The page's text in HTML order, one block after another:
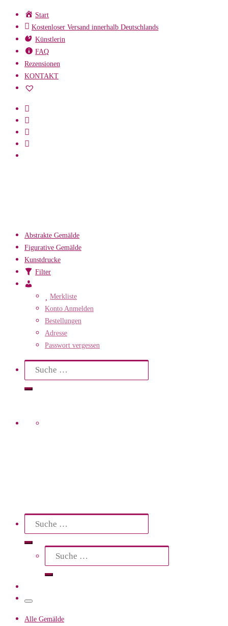
Zum
Inhalt
springen
Start
Kostenloser Versand innerhalb Deutschlands
Künstlerin
FAQ
Rezensionen
KONTAKT
Abstrakte Gemälde
Figurative Gemälde
Kunstdrucke
Filter
KontoMerkliste
Konto Anmelden
Bestellungen
Adresse
Passwort vergessen
Search
Suche
Suche
Search
Suche
Suche
Suche
Suche
Menü
Alle Gemälde